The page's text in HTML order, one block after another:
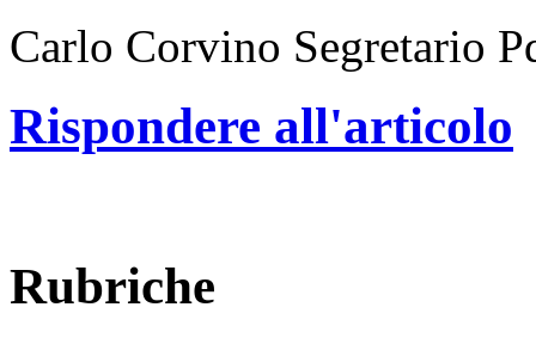
Carlo Corvino Segretario
Rispondere all'articolo
Rubriche